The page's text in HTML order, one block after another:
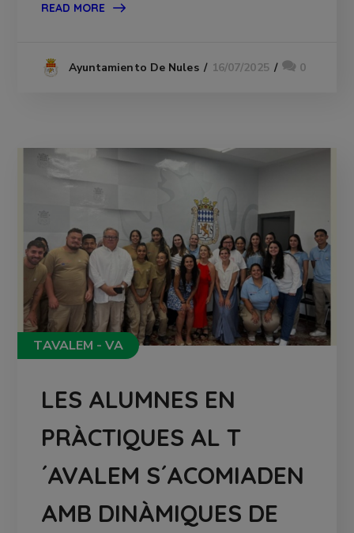
READ MORE
Ayuntamiento De Nules 16/07/2025 0
TAVALEM - VA
LES ALUMNES EN
PRÀCTIQUES AL T
´AVALEM S´ACOMIADEN
AMB DINÀMIQUES DE